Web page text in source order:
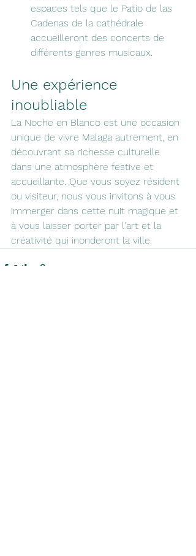
espaces tels que le Patio de las
Cadenas de la cathédrale
accueilleront des concerts de
différents genres musicaux.
Une expérience
inoubliable
La Noche en Blanco est une occasion
unique de vivre Malaga autrement, en
découvrant sa richesse culturelle
dans une atmosphère festive et
accueillante. Que vous soyez résident
ou visiteur, nous vous invitons à vous
immerger dans cette nuit magique et
à vous laisser porter par l'art et la
créativité qui inonderont la ville.